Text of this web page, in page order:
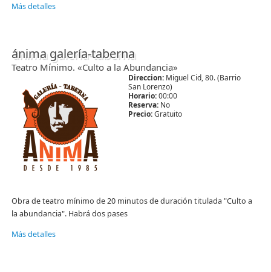
Más detalles
ánima galería-taberna
Teatro Mínimo. «Culto a la Abundancia»
Direccion:Miguel Cid, 80. (Barrio
San Lorenzo)
Horario:00:00
Reserva:No
Precio:Gratuito
Obra de teatro mínimo de 20 minutos de duración titulada "Culto a
la abundancia". Habrá dos pases
Más detalles